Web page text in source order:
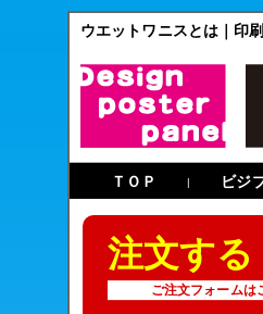
ウエットワニスとは｜印
ＴＯＰ | ビジ
注文する
ご注文フォームは